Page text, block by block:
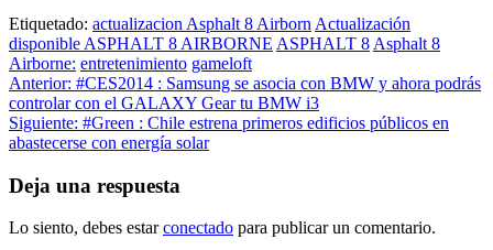
Etiquetado: actualizacion Asphalt 8 Airborn Actualización
disponible ASPHALT 8 AIRBORNE ASPHALT 8 Asphalt 8
Airborne: entretenimiento gameloft
Navegación
de
entradas
Anterior: #CES2014 : Samsung se asocia con BMW y ahora podrás
controlar con el GALAXY Gear tu BMW i3
Siguiente: #Green : Chile estrena primeros edificios públicos en
abastecerse con energía solar
Deja una respuesta
Lo siento, debes estarconectado para publicar un comentario.